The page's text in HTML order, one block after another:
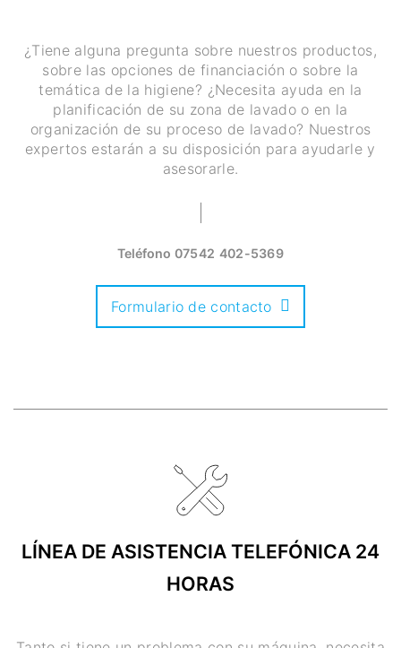
¿Tiene alguna pregunta sobre nuestros productos,
sobre las opciones de financiación o sobre la
temática de la higiene? ¿Necesita ayuda en la
planificación de su zona de lavado o en la
organización de su proceso de lavado? Nuestros
expertos estarán a su disposición para ayudarle y
asesorarle.
Teléfono 07542 402-5369
Formulario de contacto
LÍNEA DE ASISTENCIA TELEFÓNICA 24
HORAS